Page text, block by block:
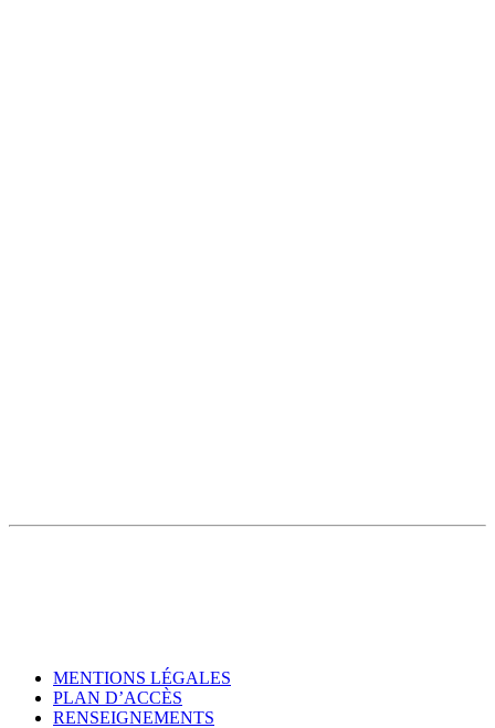
MENTIONS LÉGALES
PLAN D’ACCÈS
RENSEIGNEMENTS